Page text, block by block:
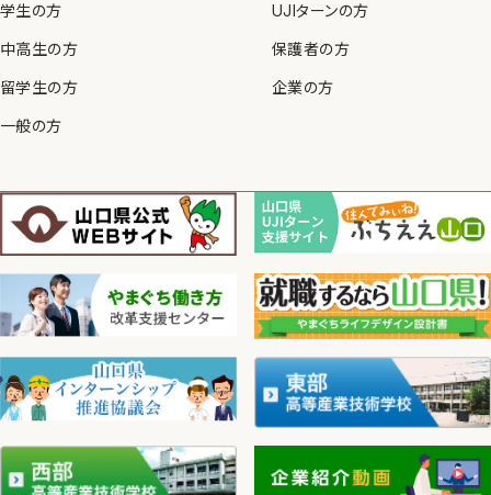
学生の方
中高生の方
留学生の方
一般の方
UJIターンの方
保護者の方
企業の方